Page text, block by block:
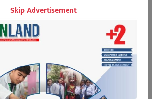
Skip Advertisement